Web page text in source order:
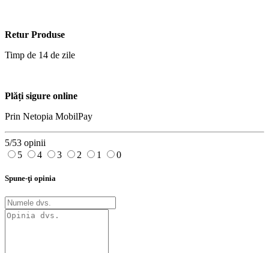
Retur Produse
Timp de 14 de zile
Plăți sigure online
Prin Netopia MobilPay
5/53 opinii
5
4 3 2 1 0
Spune-ţi opinia